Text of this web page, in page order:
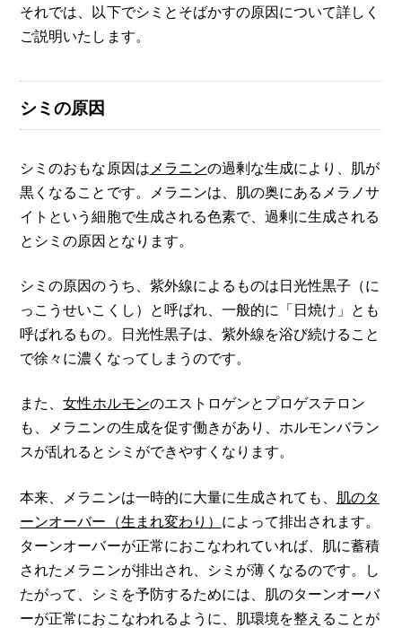
それでは、以下でシミとそばかすの原因について詳しく
ご説明いたします。
シミの原因
シミのおもな原因は メラニンの過剰な生成により、肌が
黒くなることです。メラニンは、肌の奥にあるメラノサ
イトという細胞で生成される色素で、過剰に生成される
とシミの原因となります。
シミの原因のうち、紫外線によるものは日光性黒子（に
っこうせいこくし）と呼ばれ、一般的に「日焼け」とも
呼ばれるもの。日光性黒子は、紫外線を浴び続けること
で徐々に濃くなってしまうのです。
また、女性ホルモンのエストロゲンとプロゲステロン
も、メラニンの生成を促す働きがあり、ホルモンバラン
スが乱れるとシミができやすくなります。
本来、メラニンは一時的に大量に生成されても、 肌のタ
ーンオーバー（生まれ変わり） によって排出されます。
ターンオーバーが正常におこなわれていれば、肌に蓄積
されたメラニンが排出され、シミが薄くなるのです。し
たがって、シミを予防するためには、肌のターンオーバ
ーが正常におこなわれるように、肌環境を整えることが